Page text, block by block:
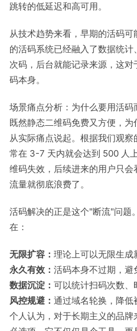
跳转的低延迟和高可用。
从技术趋势来看，早期的活码
的活码系统已经融入了数据统
次码，后台就能记录来源，这
码本身。
场景痛点分析：为什么要用活码
既然静态二维码免费又方便，
从实际痛点说起。根据我们观
常在 3-7 天内就会达到 500 人
维码失效，后续进来的用户只
流量就彻底浪费了。
活码解决的正是这个"断流"问题
在：
无限扩容： 理论上可以无限生成
永久有效： 活码本身不过期，避
数据沉淀： 可以统计扫码次数、
风控规避： 通过域名轮换，降低
个人认为，对于长期主义的品